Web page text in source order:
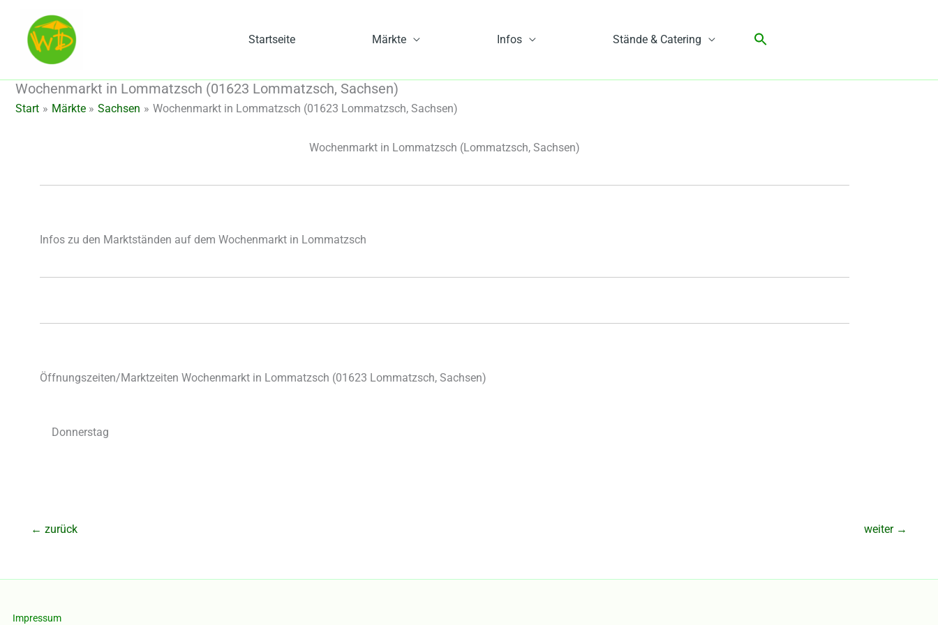
springen
Startseite Märkte Infos Stände & Catering
Wochenmarkt in Lommatzsch (01623 Lommatzsch, Sachsen)
Start Märkte Sachsen Wochenmarkt in Lommatzsch (01623 Lommatzsch, Sachsen)
Wochenmarkt in Lommatzsch (Lommatzsch, Sachsen)
Infos zu den Marktständen auf dem Wochenmarkt in Lommatzsch
Öffnungszeiten/Marktzeiten Wochenmarkt in Lommatzsch (01623 Lommatzsch, Sachsen)
Donnerstag
← zurück weiter →
Impressum